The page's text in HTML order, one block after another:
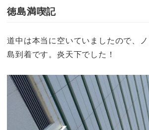
徳島満喫記
道中は本当に空いていましたので、
島到着です。炎天下でした！